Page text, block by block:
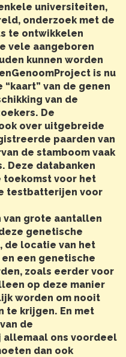
universiteiten,
onderzoek met de
te ontwikkelen
vele aangeboren
kunnen worden
is nu
van de genen
van de
De
over uitgebreide
paarden van
de stamboom vaak
Deze databanken
toekomst voor het
testbatterijen voor
van grote aantallen
genetische
de locatie van het
een genetische
zoals eerder voor
op deze manier
worden om nooit
te krijgen. En met
de
ons voordeel
dan ook